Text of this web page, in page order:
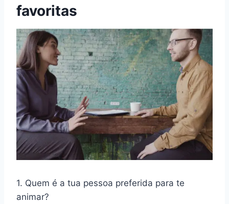
favoritas
1. Quem é a tua pessoa preferida para te
animar?